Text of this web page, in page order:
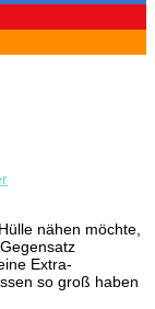
nähen möchte,
Extra-
so groß haben